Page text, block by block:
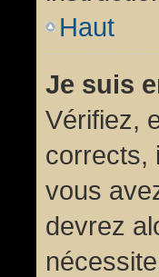
Haut
Je suis
Vérifiez,
corrects,
vous
devrez